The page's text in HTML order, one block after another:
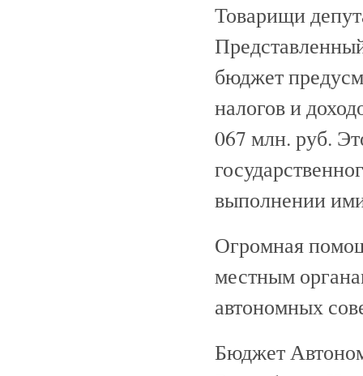
Товарищи
бюджет
налогов и
067 млн. руб.
выполнении
Огромная
местным
автономных
Бюджет